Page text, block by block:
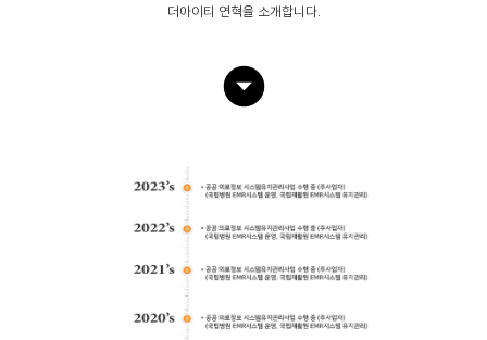
더아이티 연혁을 소개합니다.
arrow_drop_down_circle